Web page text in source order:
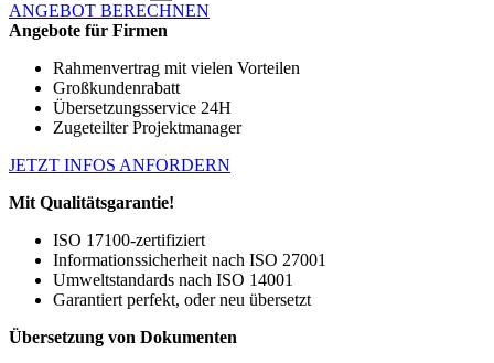
ANGEBOT BERECHNEN
Angebote für Firmen
Rahmenvertrag mit vielen Vorteilen
Großkundenrabatt
Übersetzungsservice 24H
Zugeteilter Projektmanager
JETZT INFOS ANFORDERN
Mit Qualitätsgarantie!
ISO 17100-zertifiziert
Informationssicherheit nach ISO 27001
Umweltstandards nach ISO 14001
Garantiert perfekt, oder neu übersetzt
Übersetzung von Dokumenten